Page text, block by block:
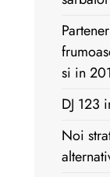
si in
DJ 123
Noi